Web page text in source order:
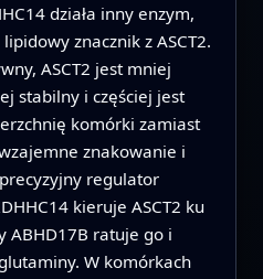
działa inny enzym,
znacznik z ASCT2.
ASCT2 jest mniej
stabilny i częściej jest
komórki zamiast
znakowanie i
regulator
kieruje ASCT2 ku
ABHD17B ratuje go i
W komórkach